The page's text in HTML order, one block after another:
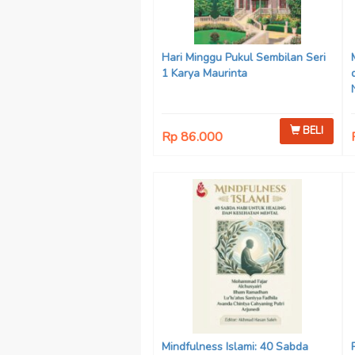
Hari Minggu Pukul Sembilan Seri
1 Karya Maurinta
Rp 86.000 BELI
Mindfulness Islami: 40 Sabda